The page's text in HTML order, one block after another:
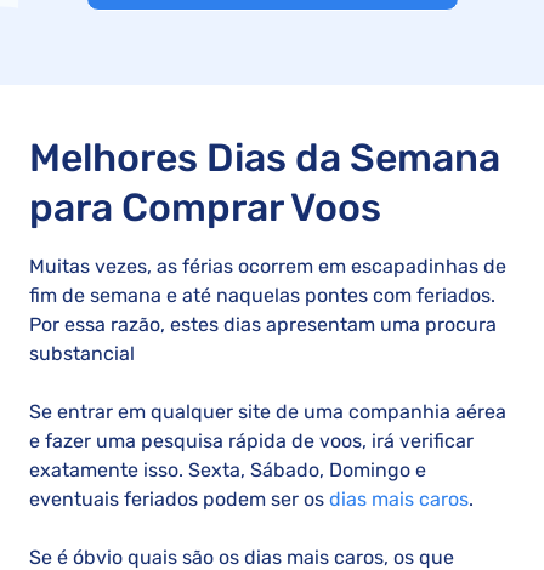
Melhores Dias da Semana
para Comprar Voos
Muitas vezes, as férias ocorrem em escapadinhas de
fim de semana e até naquelas pontes com feriados.
Por essa razão, estes dias apresentam uma procura
substancial
Se entrar em qualquer site de uma companhia aérea
e fazer uma pesquisa rápida de voos, irá verificar
exatamente isso. Sexta, Sábado, Domingo e
eventuais feriados podem ser os dias mais caros.
Se é óbvio quais são os dias mais caros, os que